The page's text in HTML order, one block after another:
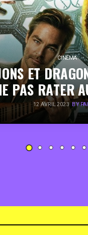
CINÉMA
ET
PAS RATER
12 AVRIL 2023 BY